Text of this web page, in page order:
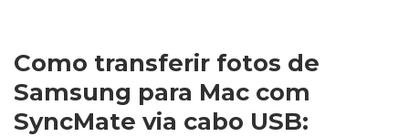
Como transferir fotos de
Samsung para Mac com
SyncMate via cabo USB: